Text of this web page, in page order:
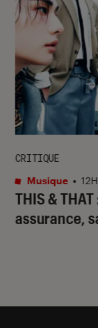
THIS & THAT
assurance,
CRITIQUE
Musique •